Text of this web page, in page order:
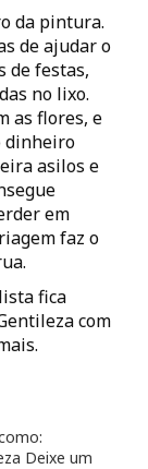
da pintura.
de ajudar o
de festas,
no lixo.
as flores, e
dinheiro
asilos e
em
faz o
fica
com
Deixe um